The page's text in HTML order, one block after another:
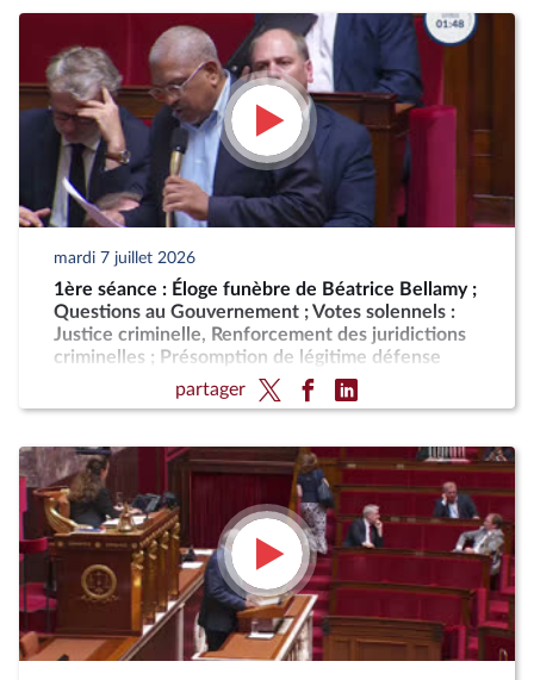
mardi 7 juillet 2026
1ère séance : Éloge funèbre de Béatrice Bellamy ;
Questions au Gouvernement ; Votes solennels :
Justice criminelle, Renforcement des juridictions
criminelles ; Présomption de légitime défense
pour les forces de l'ordre
partager